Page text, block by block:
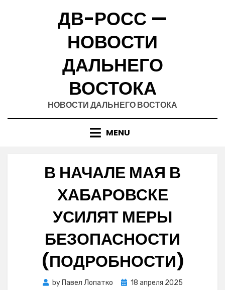
ДВ-РОСС —
НОВОСТИ
ДАЛЬНЕГО
ВОСТОКА
НОВОСТИ ДАЛЬНЕГО ВОСТОКА
MENU
В НАЧАЛЕ МАЯ В
ХАБАРОВСКЕ
УСИЛЯТ МЕРЫ
БЕЗОПАСНОСТИ
(ПОДРОБНОСТИ)
by Павел Лопатко
Posted
18 апреля 2025